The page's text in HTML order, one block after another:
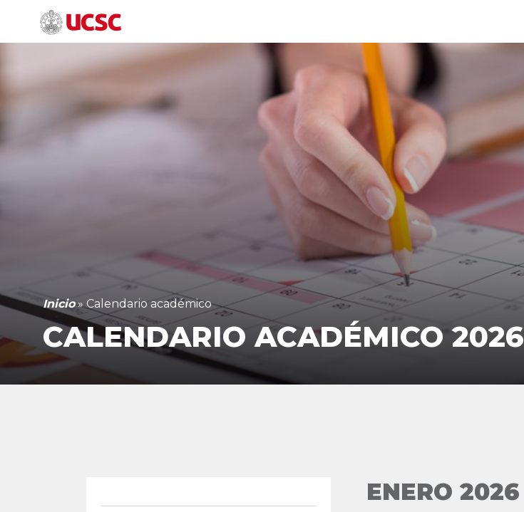
Inicio»Calendario académico
CALENDARIO ACADÉMICO 2026
ENERO 2026